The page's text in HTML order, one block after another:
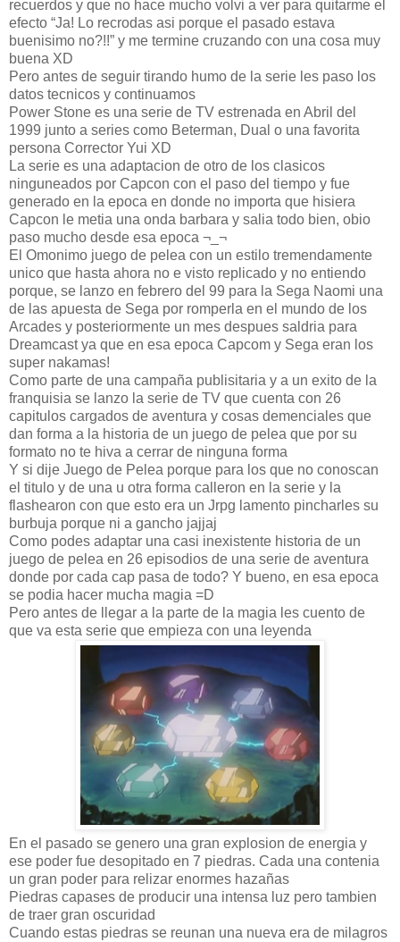
recuerdos y que no hace mucho volvi a ver para quitarme el
efecto “Ja! Lo recrodas asi porque el pasado estava
buenisimo no?!!” y me termine cruzando con una cosa muy
buena XD
Pero antes de seguir tirando humo de la serie les paso los
datos tecnicos y continuamos
Power Stone es una serie de TV estrenada en Abril del
1999 junto a series como Beterman, Dual o una favorita
persona Corrector Yui XD
La serie es una adaptacion de otro de los clasicos
ninguneados por Capcon con el paso del tiempo y fue
generado en la epoca en donde no importa que hisiera
Capcon le metia una onda barbara y salia todo bien, obio
paso mucho desde esa epoca ¬_¬
El Omonimo juego de pelea con un estilo tremendamente
unico que hasta ahora no e visto replicado y no entiendo
porque, se lanzo en febrero del 99 para la Sega Naomi una
de las apuesta de Sega por romperla en el mundo de los
Arcades y posteriormente un mes despues saldria para
Dreamcast ya que en esa epoca Capcom y Sega eran los
super nakamas!
Como parte de una campaña publisitaria y a un exito de la
franquisia se lanzo la serie de TV que cuenta con 26
capitulos cargados de aventura y cosas demenciales que
dan forma a la historia de un juego de pelea que por su
formato no te hiva a cerrar de ninguna forma
Y si dije Juego de Pelea porque para los que no conoscan
el titulo y de una u otra forma calleron en la serie y la
flashearon con que esto era un Jrpg lamento pincharles su
burbuja porque ni a gancho jajjaj
Como podes adaptar una casi inexistente historia de un
juego de pelea en 26 episodios de una serie de aventura
donde por cada cap pasa de todo? Y bueno, en esa epoca
se podia hacer mucha magia =D
Pero antes de llegar a la parte de la magia les cuento de
que va esta serie que empieza con una leyenda
En el pasado se genero una gran explosion de energia y
ese poder fue desopitado en 7 piedras. Cada una contenia
un gran poder para relizar enormes hazañas
Piedras capases de producir una intensa luz pero tambien
de traer gran oscuridad
Cuando estas piedras se reunan una nueva era de milagros